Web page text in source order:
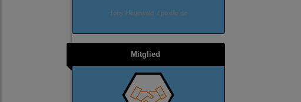
Tony Hegewald / pixelio.de
Mitglied